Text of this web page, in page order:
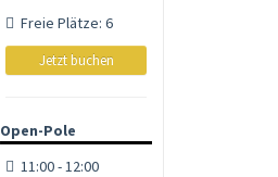
Freie Plätze: 6
Jetzt buchen
Open-Pole
11:00 - 12:00